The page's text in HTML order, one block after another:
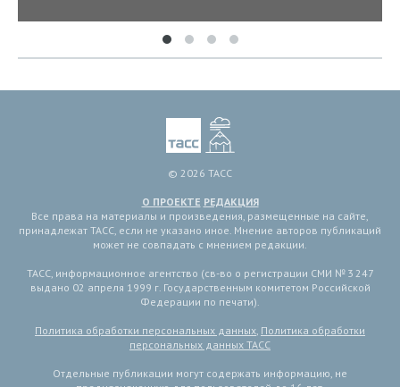
© 2026 ТАСС
О ПРОЕКТЕ РЕДАКЦИЯ
Все права на материалы и произведения, размещенные на сайте,
принадлежат ТАСС, если не указано иное. Мнение авторов публикаций
может не совпадать с мнением редакции.
ТАСС, информационное агентство (св-во о регистрации СМИ № 3 247
выдано 02 апреля 1999 г. Государственным комитетом Российской
Федерации по печати).
Политика обработки персональных данных, Политика обработки
персональных данных ТАСС
Отдельные публикации могут содержать информацию, не